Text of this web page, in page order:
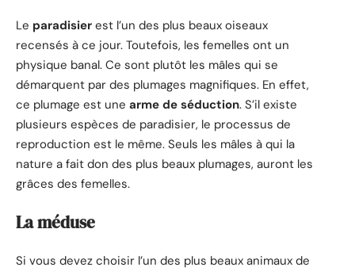
Le paradisier est l’un des plus beaux oiseaux
recensés à ce jour. Toutefois, les femelles ont un
physique banal. Ce sont plutôt les mâles qui se
démarquent par des plumages magnifiques. En effet,
ce plumage est une arme de séduction. S’il existe
plusieurs espèces de paradisier, le processus de
reproduction est le même. Seuls les mâles à qui la
nature a fait don des plus beaux plumages, auront les
grâces des femelles.
La méduse
Si vous devez choisir l’un des plus beaux animaux de